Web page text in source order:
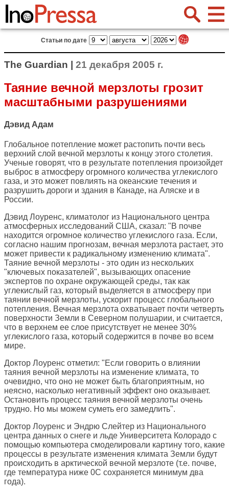
Статьи по дате
The Guardian | 21 декабря 2005 г.
Таяние вечной мерзлоты грозит
масштабными разрушениями
Дэвид Адам
Глобальное потепление может растопить почти весь
верхний слой вечной мерзлоты к концу этого столетия.
Ученые говорят, что в результате потепления произойдет
выброс в атмосферу огромного количества углекислого
газа, и это может повлиять на океанские течения и
разрушить дороги и здания в Канаде, на Аляске и в
России.
Дэвид Лоуренс, климатолог из Национального центра
атмосферных исследований США, сказал: "В почве
находится огромное количество углекислого газа. Если,
согласно нашим прогнозам, вечная мерзлота растает, это
может привести к радикальному изменению климата".
Таяние вечной мерзлоты - это один из нескольких
"ключевых показателей", вызывающих опасение
экспертов по охране окружающей среды, так как
углекислый газ, который выделяется в атмосферу при
таянии вечной мерзлоты, ускорит процесс глобального
потепления. Вечная мерзлота охватывает почти четверть
поверхности Земли в Северном полушарии, и считается,
что в верхнем ее слое присутствует не менее 30%
углекислого газа, который содержится в почве во всем
мире.
Доктор Лоуренс отметил: "Если говорить о влиянии
таяния вечной мерзлоты на изменение климата, то
очевидно, что оно не может быть благоприятным, но
неясно, насколько негативный эффект оно оказывает.
Остановить процесс таяния вечной мерзлоты очень
трудно. Но мы можем суметь его замедлить".
Доктор Лоуренс и Эндрю Слейтер из Национального
центра данных о снеге и льде Университета Колорадо с
помощью компьютера смоделировали картину того, какие
процессы в результате изменения климата Земли будут
происходить в арктической вечной мерзлоте (т.е. почве,
где температура ниже 0С сохраняется минимум два
года).